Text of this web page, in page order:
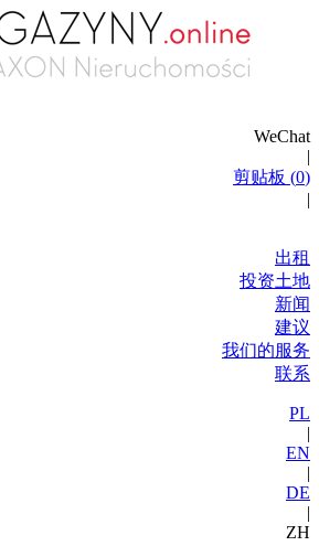
WeChat
|
剪贴板 (0)
|
出租
投资土地
新闻
建议
我们的服务
联系
PL
|
EN
|
DE
|
ZH